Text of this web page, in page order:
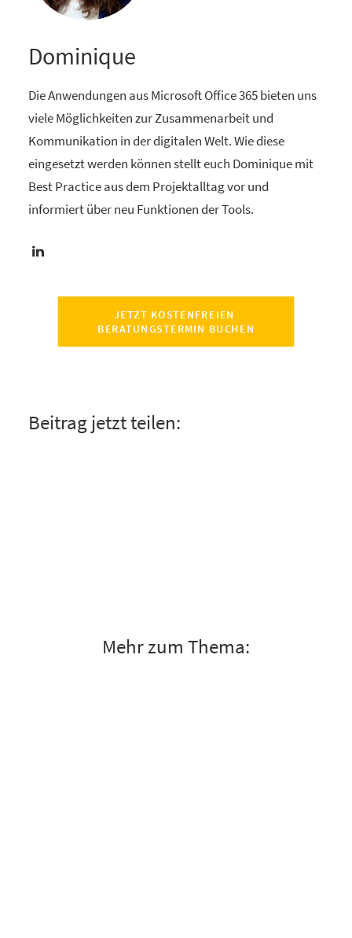
Dominique
Die Anwendungen aus Microsoft Office 365 bieten uns
viele Möglichkeiten zur Zusammenarbeit und
Kommunikation in der digitalen Welt. Wie diese
eingesetzt werden können stellt euch Dominique mit
Best Practice aus dem Projektalltag vor und
informiert über neu Funktionen der Tools.
JETZT KOSTENFREIEN
BERATUNGSTERMIN BUCHEN
Beitrag jetzt teilen:
Mehr zum Thema: